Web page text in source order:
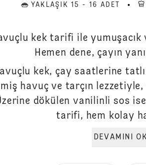
YAKLAŞIK 15 - 16 ADET
kek tarifi ile yumuşacık
Hemen dene, çayın
kek, çay saatlerine
havuç ve tarçın
dökülen vanilinli sos
tarifi, hem kolay